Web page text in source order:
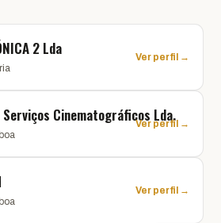
2 Lda Ver perfil →
Serviços Cinematográficos Lda.
Ver perfil →
Ver perfil →